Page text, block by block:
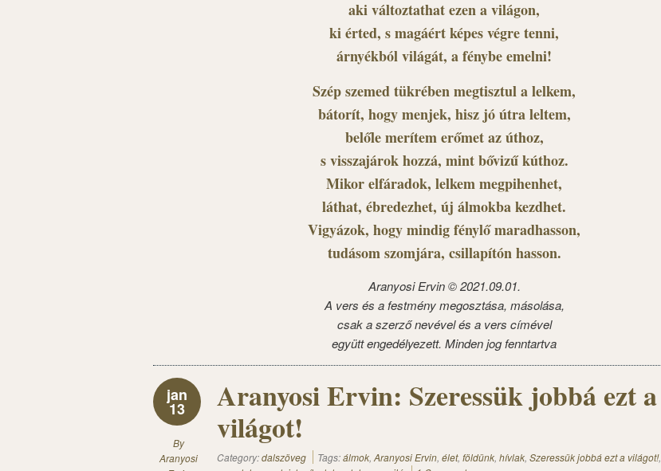
aki változtathat ezen a világon,
ki érted, s magáért képes végre tenni,
árnyékból világát, a fénybe emelni!
Szép szemed tükrében megtisztul a lelkem,
bátorít, hogy menjek, hisz jó útra leltem,
belőle merítem erőmet az úthoz,
s visszajárok hozzá, mint bővizű kúthoz.
Mikor elfáradok, lelkem megpihenhet,
láthat, ébredezhet, új álmokba kezdhet.
Vigyázok, hogy mindig fénylő maradhasson,
tudásom szomjára, csillapítón hasson.
Aranyosi Ervin © 2021.09.01.
A vers és a festmény megosztása, másolása,
csak a szerző nevével és a vers címével
együtt engedélyezett. Minden jog fenntartva
jan
13
By
Aranyosi
Aranyosi Ervin: Szeressük jobbá ezt a
világot!
Category:dalszöveg Tags:álmok, Aranyosi Ervin, élet, földünk, hívlak, Szeressük jobbá ezt a világot!,